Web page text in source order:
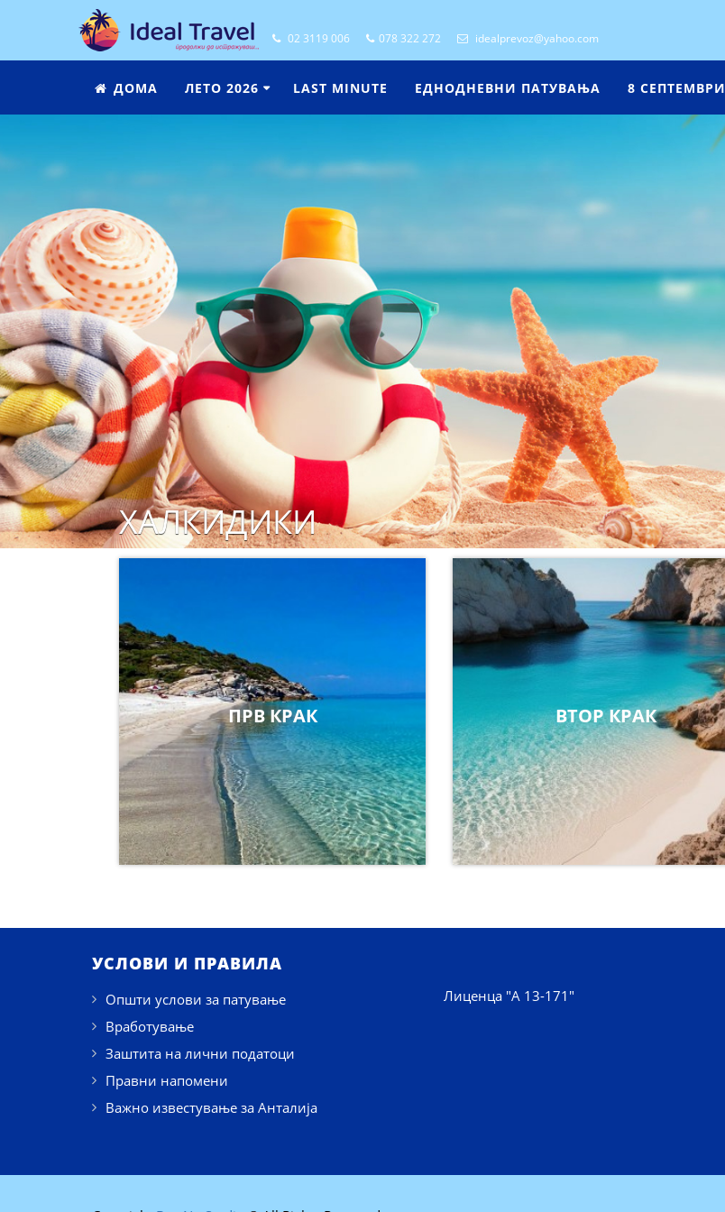
02 3119 006 078 322 272 idealprevoz@yahoo.com
 ДОМА ЛЕТО 2026 LAST MINUTE ЕДНОДНЕВНИ ПАТУВАЊА 8 СЕПТЕМВРИ
ХАЛКИДИКИ
ПРВ КРАК ВТОР КРАК
УСЛОВИ И ПРАВИЛА
Општи услови за патување
Вработување
Заштита на лични податоци
Правни напомени
Важно известување за Анталија
Лиценца "А 13-171"